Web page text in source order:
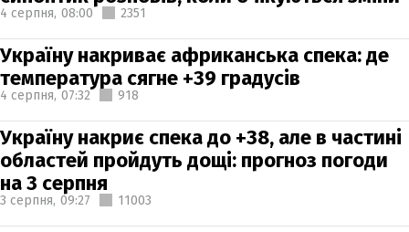
4 серпня, 08:00 2351
Україну накриває африканська спека: де
температура сягне +39 градусів
4 серпня, 07:32 918
Україну накриє спека до +38, але в частині
областей пройдуть дощі: прогноз погоди
на 3 серпня
3 серпня, 09:27 11003